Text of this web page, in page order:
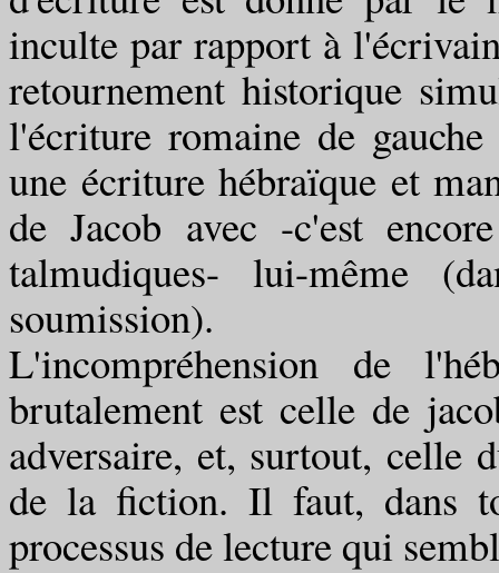
inculte par rapport à
retournement historique
l'écriture romaine de
une écriture hébraïque et
de Jacob avec -c'est
talmudiques- lui-même
soumission).
L'incompréhension de
brutalement est celle de
adversaire, et, surtout, celle
de la fiction. Il faut, dans
processus de lecture qui